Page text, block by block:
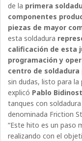
de la primera
componentes
piezas de mayor
esta soldadura
calificación de esta
programación y
centro de
sin dudas, listo para
explicó Pablo Bidinost
tanques con
denominada Friction
“Este hito es un paso
realizando con el